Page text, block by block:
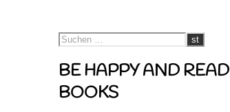
BE HAPPY AND READ
BOOKS